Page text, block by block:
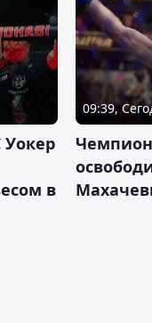
Уокер
в
09:39,